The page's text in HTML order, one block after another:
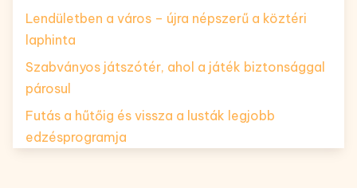
Lendületben a város – újra népszerű a köztéri
laphinta
Szabványos játszótér, ahol a játék biztonsággal
párosul
Futás a hűtőig és vissza a lusták legjobb
edzésprogramja